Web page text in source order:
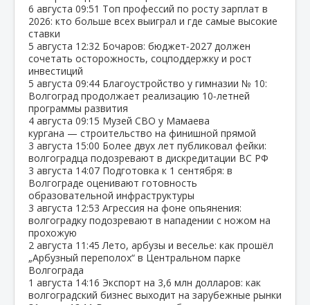
6 августа 09:51 Топ профессий по росту зарплат в
2026: кто больше всех выиграл и где самые высокие
ставки
5 августа 12:32 Бочаров: бюджет‑2027 должен
сочетать осторожность, соцподдержку и рост
инвестиций
5 августа 09:44 Благоустройство у гимназии № 10:
Волгоград продолжает реализацию 10‑летней
программы развития
4 августа 09:15 Музей СВО у Мамаева
кургана — строительство на финишной прямой
3 августа 15:00 Более двух лет публиковал фейки:
волгоградца подозревают в дискредитации ВС РФ
3 августа 14:07 Подготовка к 1 сентября: в
Волгограде оценивают готовность
образовательной инфраструктуры
3 августа 12:53 Агрессия на фоне опьянения:
волгоградку подозревают в нападении с ножом на
прохожую
2 августа 11:45 Лето, арбузы и веселье: как прошёл
„Арбузный переполох“ в Центральном парке
Волгограда
1 августа 14:16 Экспорт на 3,6 млн долларов: как
волгоградский бизнес выходит на зарубежные рынки